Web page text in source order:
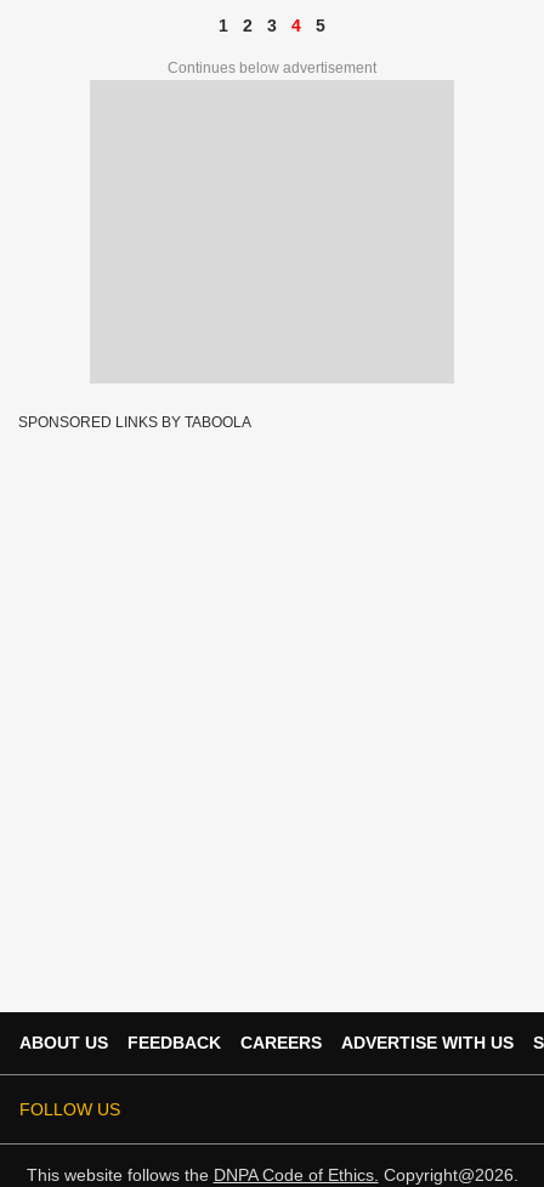
1 2 3 4 5
Continues below advertisement
SPONSORED LINKS BY TABOOLA
ABOUT US FEEDBACK CAREERS ADVERTISE WITH US
FOLLOW US
This website follows the DNPA Code of Ethics. Copyright@2026.